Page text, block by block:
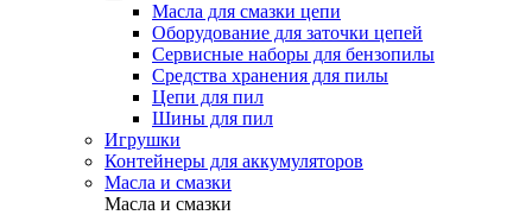
Масла для смазки цепи
Оборудование для заточки цепей
Сервисные наборы для бензопилы
Средства хранения для пилы
Цепи для пил
Шины для пил
Игрушки
Контейнеры для аккумуляторов
Масла и смазки
Масла и смазки